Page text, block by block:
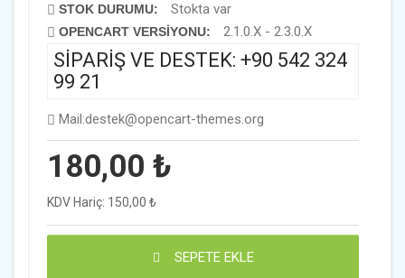
STOK DURUMU: Stokta var
OPENCART VERSIYONU: 2.1.0.X - 2.3.0.X
SİPARİŞ VE DESTEK: +90 542 324
99 21
Mail:destek@opencart-themes.org
180,00 ₺
KDV Hariç: 150,00 ₺
SEPETE EKLE